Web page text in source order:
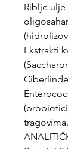
Riblje ulje
Ekstrakti
tragovima.